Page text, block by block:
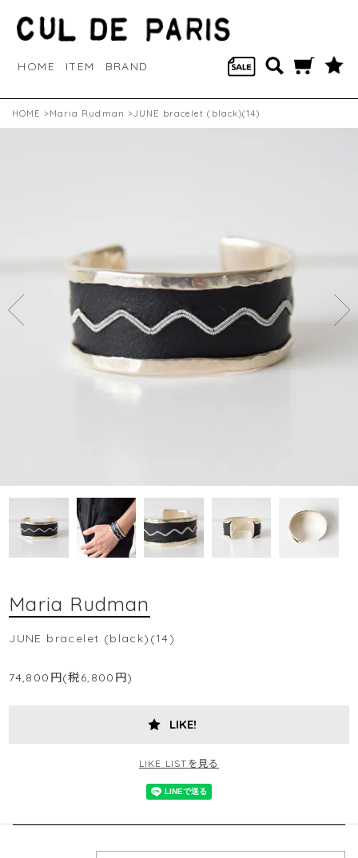
HOME ITEM BRAND
HOME >Maria Rudman >JUNE bracelet (black)(14)
Maria Rudman
JUNE bracelet (black)(14)
74,800円(税6,800円)
LIKE!
LIKE LISTを見る